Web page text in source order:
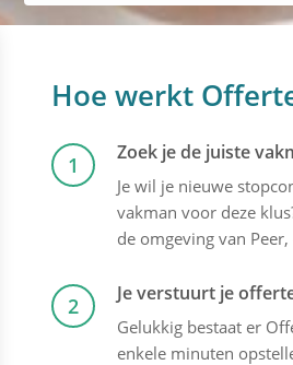
Hoe werkt
1 Zoek je de juiste
Je wil je nieuwe
vakman voor deze
de omgeving van
2 Je verstuurt je
Gelukkig bestaat er
enkele minuten